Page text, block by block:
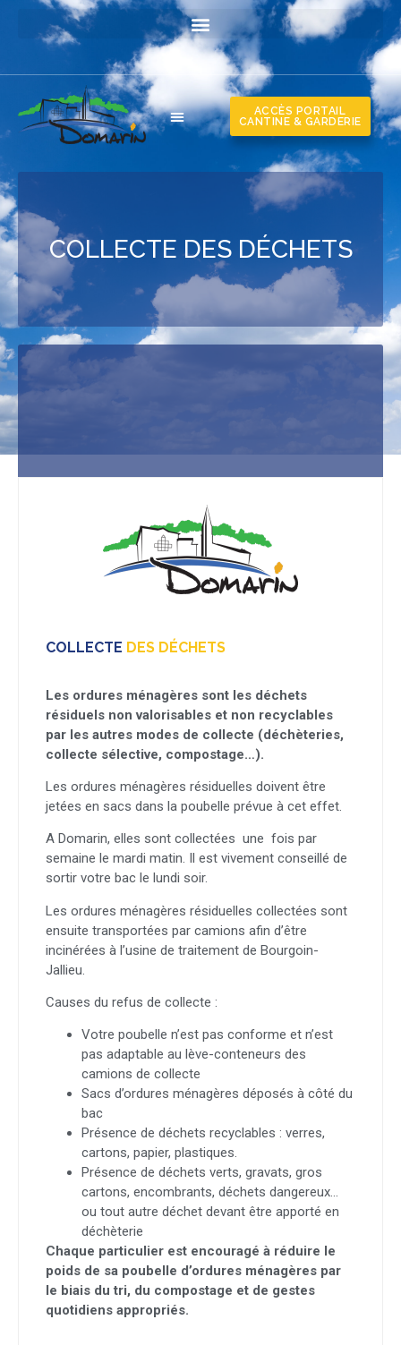
ACCÈS PORTAIL
CANTINE & GARDERIE
COLLECTE DES DÉCHETS
COLLECTE DES DÉCHETS
Les ordures ménagères sont les déchets
résiduels non valorisables et non recyclables
par les autres modes de collecte (déchèteries,
collecte sélective, compostage…).
Les ordures ménagères résiduelles doivent être
jetées en sacs dans la poubelle prévue à cet effet.
A Domarin, elles sont collectées une fois par
semaine le mardi matin. Il est vivement conseillé de
sortir votre bac le lundi soir.
Les ordures ménagères résiduelles collectées sont
ensuite transportées par camions afin d’être
incinérées à l’usine de traitement de Bourgoin-
Jallieu.
Causes du refus de collecte :
Votre poubelle n’est pas conforme et n’est
pas adaptable au lève-conteneurs des
camions de collecte
Sacs d’ordures ménagères déposés à côté du
bac
Présence de déchets recyclables : verres,
cartons, papier, plastiques.
Présence de déchets verts, gravats, gros
cartons, encombrants, déchets dangereux…
ou tout autre déchet devant être apporté en
déchèterie
Chaque particulier est encouragé à réduire le
poids de sa poubelle d’ordures ménagères par
le biais du tri, du compostage et de gestes
quotidiens appropriés.